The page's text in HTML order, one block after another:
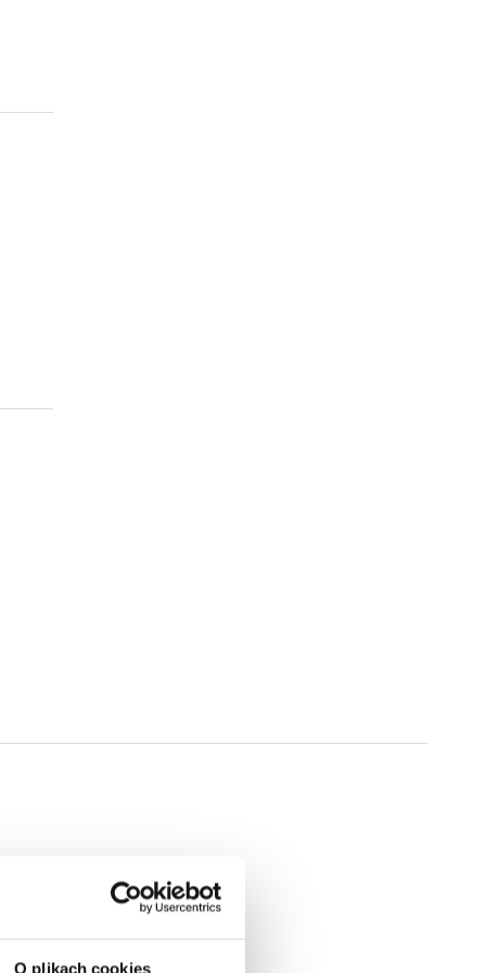
O plikach cookies